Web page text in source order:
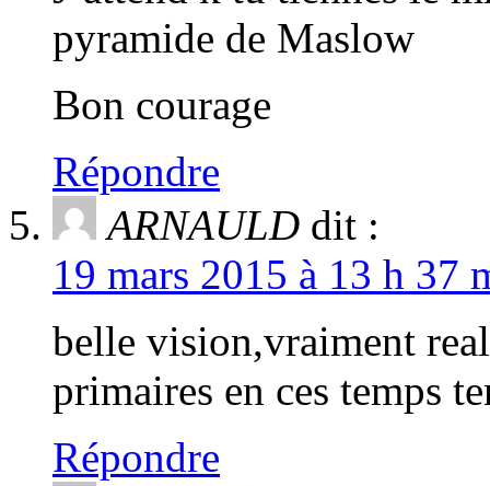
pyramide de Maslow
Bon courage
Répondre
ARNAULD dit :
19 mars 2015 à 13 h 37
belle vision,vraiment
primaires en ces temps
Répondre